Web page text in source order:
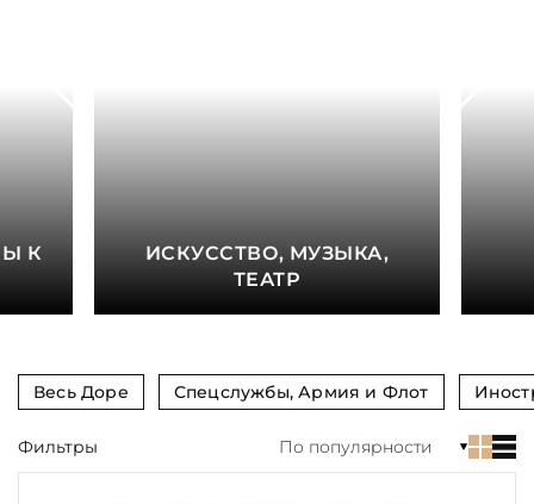
К
ИСКУССТВО, МУЗЫКА,
ТЕАТР
Весь Доре Спецслужбы, Армия и Флот
Язык
Обрез
Тиснение
Фильтры По популярности